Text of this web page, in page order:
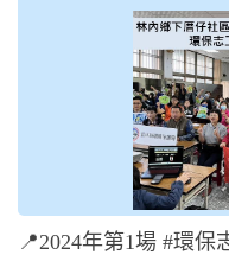
📍2024年第1場 #環